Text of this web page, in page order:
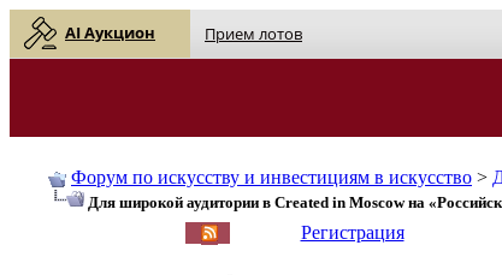
AI Аукцион Прием лотов
Форум по искусству и инвестициям в искусство >
Для широкой аудитории в Created in Moscow на
Регистрация